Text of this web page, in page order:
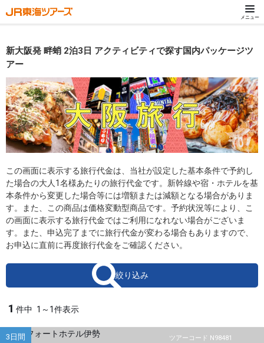
メニュー
新大阪発 畔蛸 2泊3日 アクティビティで探す国内パッケージツ
アー
この画面に表示する旅行代金は、当社が設定した基本条件で予約し
た場合の大人1名様あたりの旅行代金です。新幹線や宿・ホテルを基
本条件から変更した場合等には増額または減額となる場合がありま
す。また、この商品は価格変動型商品です。予約状況等により、こ
の画面に表示する旅行代金ではご利用になれない場合がございま
す。また、申込完了までに旅行代金が変わる場合もありますので、
お申込に直前に再度旅行代金をご確認ください。
絞り込み
1 件中 1～1件表示
ツアーコード N98481
3日間